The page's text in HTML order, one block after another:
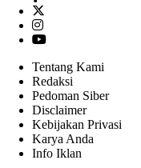
Tentang Kami
Redaksi
Pedoman Siber
Disclaimer
Kebijakan Privasi
Karya Anda
Info Iklan